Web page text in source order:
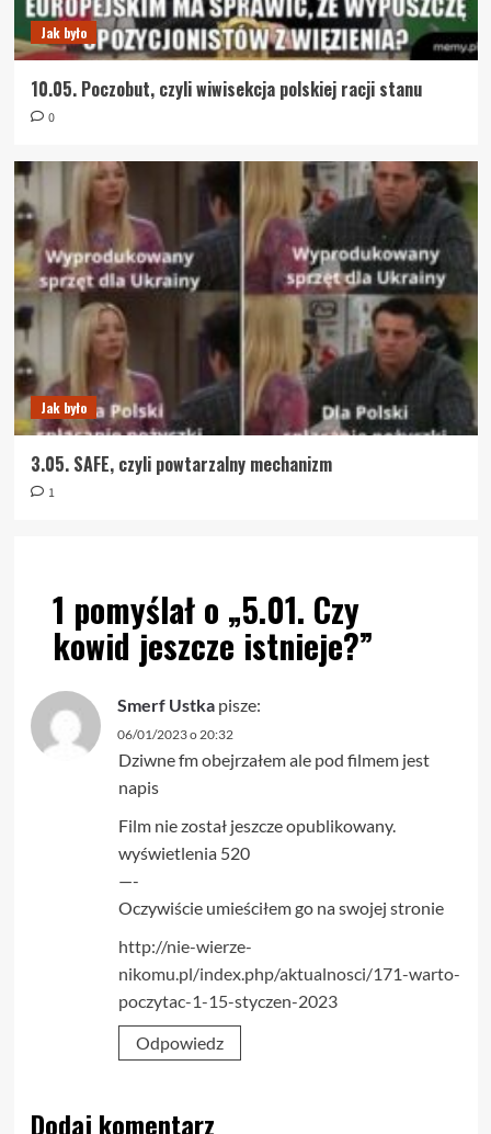
Jak było
10.05. Poczobut, czyli wiwisekcja polskiej racji stanu
0
Jak było
3.05. SAFE, czyli powtarzalny mechanizm
1
1 pomyślał o „5.01. Czy
kowid jeszcze istnieje?”
Smerf Ustka pisze:
06/01/2023 o 20:32
Dziwne fm obejrzałem ale pod filmem jest
napis
Film nie został jeszcze opublikowany.
wyświetlenia 520
—-
Oczywiście umieściłem go na swojej stronie
http://nie-wierze-
nikomu.pl/index.php/aktualnosci/171-warto-
poczytac-1-15-styczen-2023
Odpowiedz
Dodaj komentarz